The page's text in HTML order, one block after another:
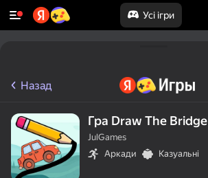
Усі ігри
Назад
Гра Draw The Bridge
JulGames
Аркади
Казуальні